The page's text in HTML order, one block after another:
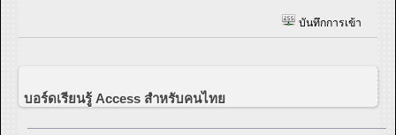
บันทึกการเข้า
บอร์ดเรียนรู้ Access สำหรับคนไทย